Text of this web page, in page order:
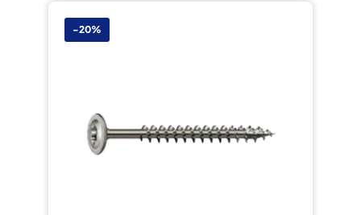
-20%